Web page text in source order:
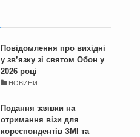
Повідомлення про вихідні
у зв’язку зі святом Обон у
2026 році
НОВИНИ
Подання заявки на
отримання візи для
кореспондентів ЗМІ та